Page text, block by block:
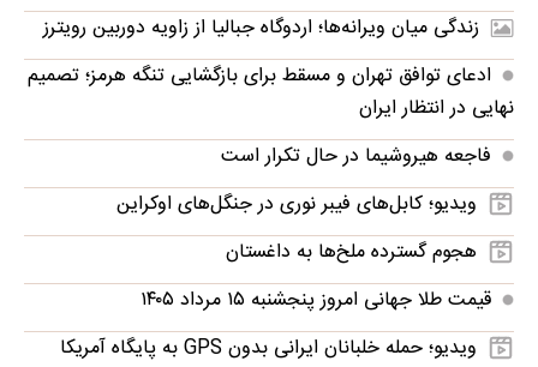
زندگی میان ویرانه‌ها؛ اردوگاه جبالیا از زاویه دوربین رویترز
ادعای توافق تهران و مسقط برای بازگشایی تنگه هرمز؛ تصمیم
نهایی در انتظار ایران
فاجعه هیروشیما در حال تکرار است
ویدیو؛ کابل‌های فیبر نوری در جنگل‌های اوکراین
هجوم گسترده ملخ‌ها به داغستان
قیمت طلا جهانی امروز پنجشنبه ۱۵ مرداد ۱۴۰۵
ویدیو؛ حمله خلبانان ایرانی بدون GPS به پایگاه آمریکا